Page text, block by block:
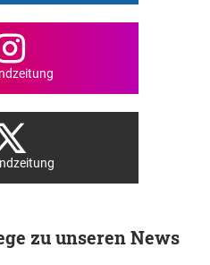
zu unseren News